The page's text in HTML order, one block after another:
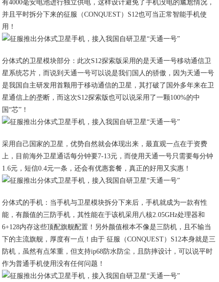
有4000毫安电池进行独立供电，这样设计避免了手机没电的尴尬情况，
并且平时拆分下来的征服（CONQUEST）S12也可当正常智能手机使
用！
分体式的卫星模块部分：此次S12探索版采用的是天通一号移动通信卫
星系统芯片，而说到天通一号可以说是我们国人的骄傲，因为天通一号
是我国自主研发用首颗用于移动通信的卫星，其打破了国外多年来在卫
星通信上的垄断，而这次S12探索版也可以说采用了一颗100%的中
国“芯”！
采用自己国家的卫星，优势自然就会体现出来，最直观一点在于资费
上，目前海外卫星通话每分钟要7-13元，而使用天通一号只需要每分钟
1.6元，短信0.4元一条，还会有优惠套餐，真正的好用又实惠！
分体式的手机：当手机与卫星模块拆分下来后，手机就成为一款有性
能，有颜值的三防手机，其性能在于该机采用八核2.05GHz处理器和
6+128内存这些顶配旗舰配置！另外颜值根本不像是三防机，且不输当
下的主流旗舰，厚度有一点！由于 征服（CONQUEST）S12本身就是三
防机，虽然有点笨重，但支持ip68防水防尘，且防摔设计，可以说平时
作为普通手机使用没有任何问题！